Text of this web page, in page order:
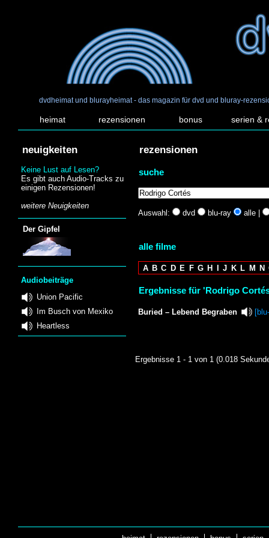
dvdheimat und blurayheimat - das magazin für dvd und bluray-
heimat rezensionen bonus serien &
neuigkeiten
Keine Lust auf Lesen?
Es gibt auch Audio-Tracks zu
einigen Rezensionen!
weitere Neuigkeiten
Der Gipfel
Audiobeiträge
Union Pacific
Im Busch von Mexiko
Heartless
rezensionen
suche
Auswahl: dvd blu-ray alle |
alle filme
A B C D E F G H I J K L M N
Ergebnisse für 'Rodrigo
Buried – Lebend Begraben
Ergebnisse 1 - 1 von 1 (0.018